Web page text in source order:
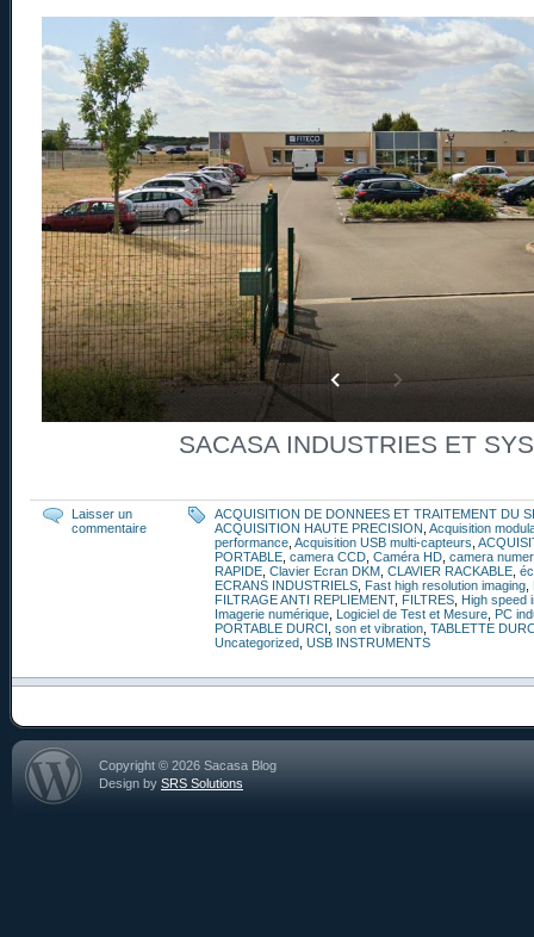
SACASA INDUSTRIES ET
Laisser un
commentaire
ACQUISITION DE DONNEES ET TRAITEMENT DU
ACQUISITION HAUTE PRECISION Acquisition
performance Acquisition USB multi-capteurs
PORTABLE camera CCD Caméra HD camera
RAPIDE Clavier Ecran DKM CLAVIER RACKABLE
ECRANS INDUSTRIELS
Fast high resolution imaging
FILTRAGE ANTI REPLIEMENT, FILTRES
High speed
Imagerie numérique
Logiciel de Test et Mesure
PC
PORTABLE DURCI
son et vibration TABLETTE
Uncategorized USB INSTRUMENTS
Copyright © 2026 Sacasa Blog
Design by SRS Solutions